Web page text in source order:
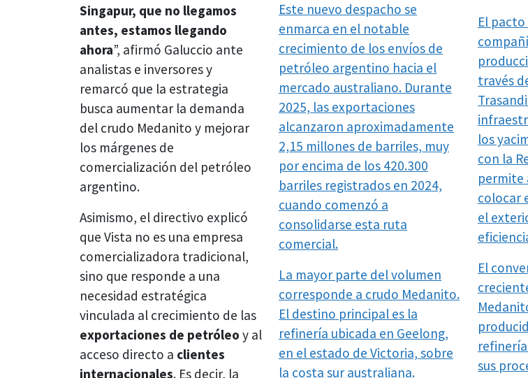
Singapur, que no llegamos
antes, estamos llegando
ahora”, afirmó Galuccio ante
analistas e inversores y
remarcó que la estrategia
busca aumentar la demanda
del crudo Medanito y mejorar
los márgenes de
comercialización del petróleo
argentino.
Asimismo, el directivo explicó
que Vista no es una empresa
comercializadora tradicional,
sino que responde a una
necesidad estratégica
vinculada al crecimiento de las
exportaciones de petróleo y al
acceso directo a clientes
internacionales. Es decir, la
Este nuevo despacho se
enmarca en el notable
crecimiento de los envíos de
petróleo argentino hacia el
mercado australiano. Durante
2025, las exportaciones
alcanzaron aproximadamente
2,15 millones de barriles, muy
por encima de los 420.300
barriles registrados en 2024,
cuando comenzó a
consolidarse esta ruta
comercial.
La mayor parte del volumen
corresponde a crudo Medanito.
El destino principal es la
refinería ubicada en Geelong,
en el estado de Victoria, sobre
la costa sur australiana.
El
través
los
con la
permite
colocar
el
El
sus